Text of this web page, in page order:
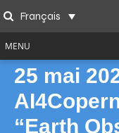
to
content
SearchFrançais
MENU
25 mai
“Earth